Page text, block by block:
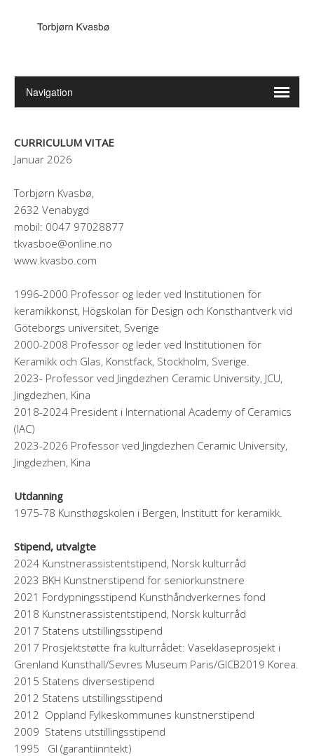
CURRICULUM VITAE
Januar 2026
Torbjørn Kvasbø,
2632 Venabygd
mobil: 0047 97028877
tkvasboe@online.no
www.kvasbo.com
1996-2000 Professor og leder ved Institutionen för
keramikkonst, Högskolan för Design och Konsthantverk vid
Göteborgs universitet, Sverige
2000-2008 Professor og leder ved Institutionen för
Keramikk och Glas, Konstfack, Stockholm, Sverige.
2023- Professor ved Jingdezhen Ceramic University, JCU,
Jingdezhen, Kina
2018-2024 President i International Academy of Ceramics
(IAC)
2023-2026 Professor ved Jingdezhen Ceramic University,
Jingdezhen, Kina
Utdanning
1975-78 Kunsthøgskolen i Bergen, Institutt for keramikk.
Stipend, utvalgte
2024 Kunstnerassistentstipend, Norsk kulturråd
2023 BKH Kunstnerstipend for seniorkunstnere
2021 Fordypningsstipend Kunsthåndverkernes fond
2018 Kunstnerassistentstipend, Norsk kulturråd
2017 Statens utstillingsstipend
2017 Prosjektstøtte fra kulturrådet: Vaseklaseprosjekt i
Grenland Kunsthall/Sevres Museum Paris/GICB2019 Korea.
2015 Statens diversestipend
2012 Statens utstillingsstipend
2012 Oppland Fylkeskommunes kunstnerstipend
2009 Statens utstillingsstipend
1995 GI (garantiinntekt)